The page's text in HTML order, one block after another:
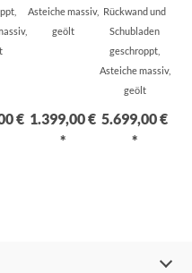
€
Asteiche massiv,
geölt
1.399,00 €
*
Rückwand und
Schubladen
geschroppt,
Asteiche massiv,
geölt
5.699,00 €
*